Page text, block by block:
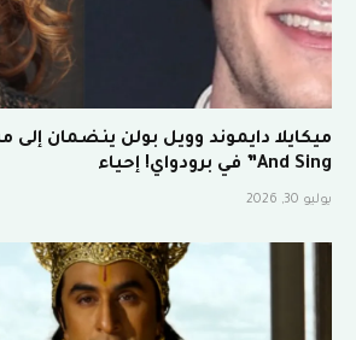
And Sing” في برودواي! إحياء
يوليو 30, 2026